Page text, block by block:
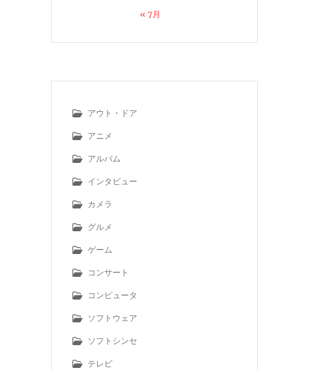
« 7月
アウト・ドア
アニメ
アルバム
インタビュー
カメラ
グルメ
ゲーム
コンサート
コンピュータ
ソフトウェア
ソフトシンセ
テレビ